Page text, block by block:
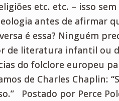
etc. etc. – isso
antes de afirmar
é essa? Ninguém
de literatura infantil ou
do folclore europeu
de Charles Chaplin:
Postado por Perce